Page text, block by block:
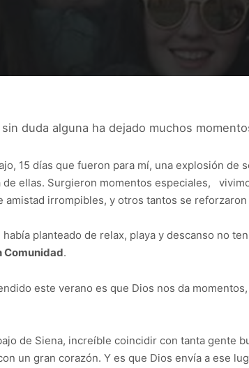
duda alguna ha dejado muchos
15 días que fueron para mí, una explosión de
de ellas. Surgieron momentos especiales,
irrompibles, y otros tantos se reforzaron
planteado de relax, playa y descanso no
Comunidad.
este verano es que Dios nos da
de Siena, increíble coincidir con tanta gente
un gran corazón. Y es que Dios envía a ese